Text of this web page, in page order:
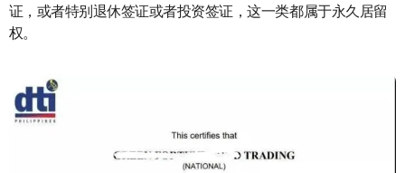
证，或者特别退休签证或者投资签证，这一类都属于永久居留
权。